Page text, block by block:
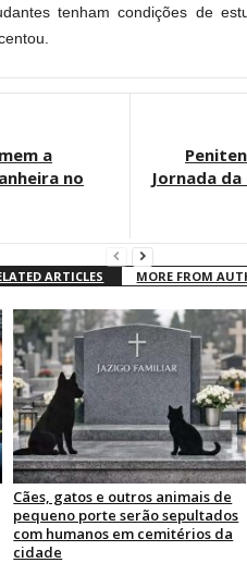
tenham condições de
a
no
Jornada
ARTICLES MORE FROM
Cães, gatos e outros animais de
pequeno porte serão sepultados
com humanos em cemitérios da
cidade